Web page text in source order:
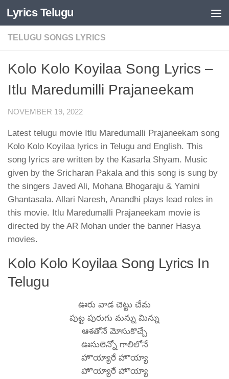
Skip to content
Lyrics Telugu
TELUGU SONGS LYRICS
Kolo Kolo Koyilaa Song Lyrics –
Itlu Maredumilli Prajaneekam
NOVEMBER 19, 2022
Latest telugu movie Itlu Maredumalli Prajaneekam song
Kolo Kolo Koyilaa lyrics in Telugu and English. This
song lyrics are written by the Kasarla Shyam. Music
given by the Sricharan Pakala and this song is sung by
the singers Javed Ali, Mohana Bhogaraju & Yamini
Ghantasala. Allari Naresh, Anandhi plays lead roles in
this movie. Itlu Maredumalli Prajaneekam movie is
directed by the AR Mohan under the banner Hasya
movies.
Kolo Kolo Koyilaa Song Lyrics In
Telugu
ఊరు వాడ చెట్టు చేమ
పుట్ట పురుగు మన్ను మిన్ను
ఆశతోనే మోసుకొచ్చే
ఊసులెన్నో గాలిలోనే
హొయ్యారే హొయ్యా
హొయ్యారే హొయ్యా